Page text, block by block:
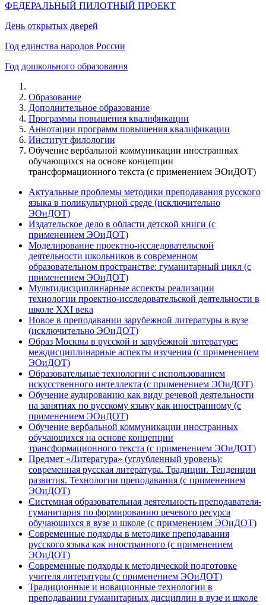
ФЕДЕРАЛЬНЫЙ ПИЛОТНЫЙ ПРОЕКТ
День открытых дверей
Год единства народов России
Год дошкольного образования
Образование
Дополнительное образование
Программы повышения квалификации
Аннотации программ повышения квалификации
Институт филологии
Обучение вербальной коммуникации иностранных
обучающихся на основе концепции
трансформационного текста (с применением ЭОиДОТ)
Актуальные проблемы методики преподавания русского
языка в поликультурной среде (исключительно
ЭОиДОТ)
Издательское дело в области детской книги (с
применением ЭОиДОТ)
Моделирование проектно-исследовательской
деятельности школьников в современном
образовательном пространстве: гуманитарный цикл (с
применением ЭОиДОТ)
Мультидисциплинарные аспекты реализации
технологии проектно-исследовательской деятельности в
школе XXI века
Новое в преподавании зарубежной литературы в вузе
(исключительно ЭОиДОТ)
Образ Москвы в русской и зарубежной литературе:
междисциплинарные аспекты изучения (с применением
ЭОиДОТ)
Образовательные технологии с использованием
искусственного интеллекта (с применением ЭОиДОТ)
Обучение аудированию как виду речевой деятельности
на занятиях по русскому языку как иностранному (с
применением ЭОиДОТ)
Обучение вербальной коммуникации иностранных
обучающихся на основе концепции
трансформационного текста (с применением ЭОиДОТ)
Предмет «Литература» (углубленный уровень):
современная русская литература. Традиции. Тенденции
развития. Технологии преподавания (с применением
ЭОиДОТ)
Системная образовательная деятельность преподавателя-
гуманитария по формированию речевого ресурса
обучающихся в вузе и школе (с применением ЭОиДОТ)
Современные подходы в методике преподавания
русского языка как иностранного (с применением
ЭОиДОТ)
Современные подходы к методической подготовке
учителя литературы (с применением ЭОиДОТ)
Традиционные и новационные технологии в
преподавании гуманитарных дисциплин в вузе и школе